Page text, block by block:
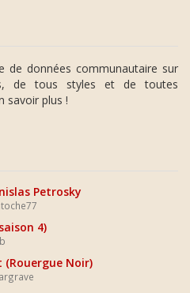
de données communautaire sur
de tous styles et de toutes
savoir plus !
Petrosky
4)
Noir)